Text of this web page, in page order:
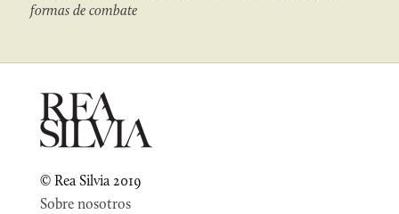
formas de combate
© Rea Silvia 2019
Sobre nosotros